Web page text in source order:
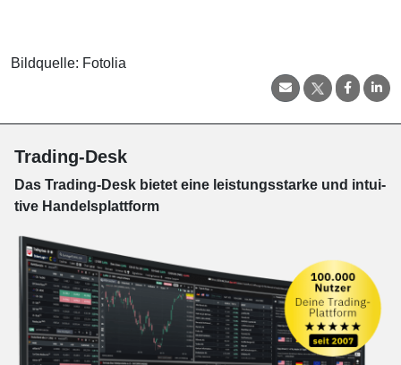
Bildquelle: Fotolia
Trading-Desk
Das Trading-Desk bie­tet eine leis­tungs­star­ke und in­tui­
tive Han­dels­platt­form